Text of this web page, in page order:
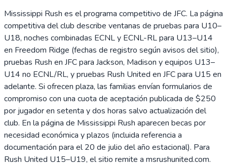
Mississippi Rush es el programa competitivo de JFC. La página
competitiva del club describe ventanas de pruebas para U10–
U18, noches combinadas ECNL y ECNL-RL para U13–U14
en Freedom Ridge (fechas de registro según avisos del sitio),
pruebas Rush en JFC para Jackson, Madison y equipos U13–
U14 no ECNL/RL, y pruebas Rush United en JFC para U15 en
adelante. Si ofrecen plaza, las familias envían formularios de
compromiso con una cuota de aceptación publicada de $250
por jugador en setenta y dos horas salvo actualización del
club. En la página de Mississippi Rush aparecen becas por
necesidad económica y plazos (incluida referencia a
documentación para el 20 de julio del año estacional). Para
Rush United U15–U19, el sitio remite a msrushunited.com.